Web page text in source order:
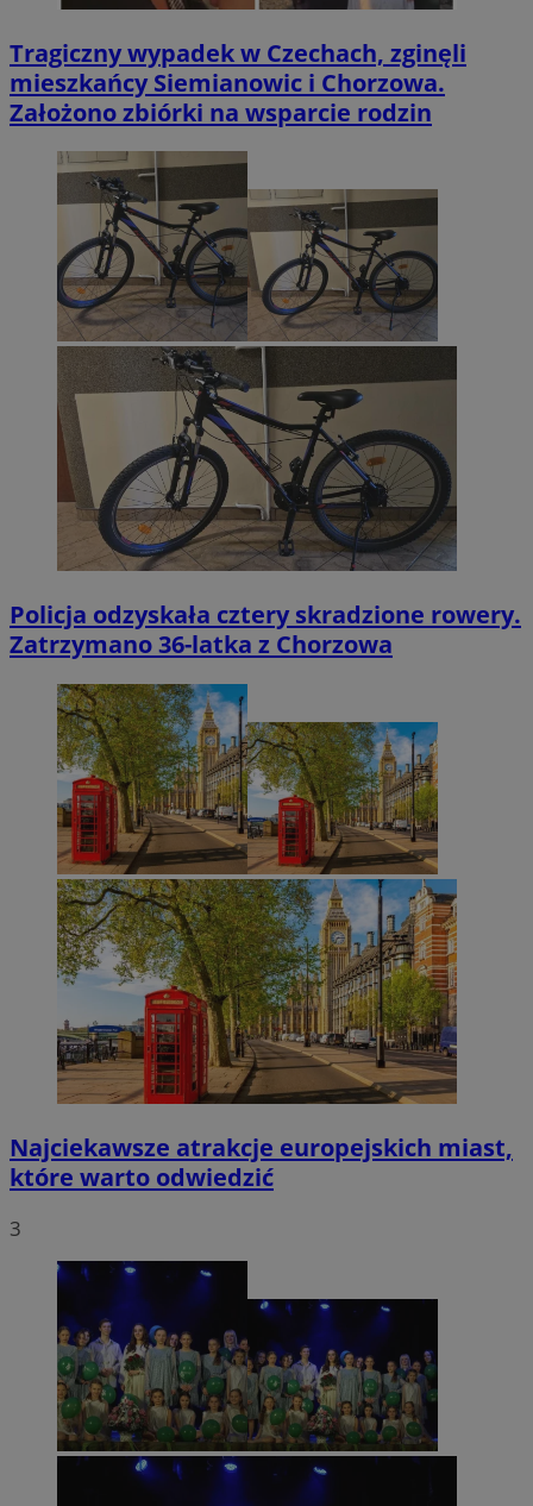
Tragiczny wypadek w Czechach, zginęli
mieszkańcy Siemianowic i Chorzowa.
Założono zbiórki na wsparcie rodzin
Policja odzyskała cztery skradzione rowery.
Zatrzymano 36-latka z Chorzowa
Najciekawsze atrakcje europejskich miast,
które warto odwiedzić
3